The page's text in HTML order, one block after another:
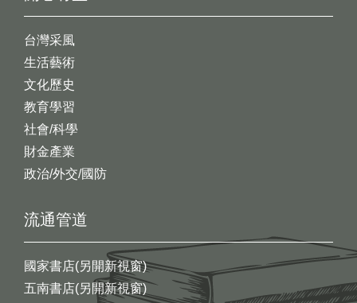
台灣采風
生活藝術
文化歷史
教育學習
社會/科學
財金產業
政治/外交/國防
流通管道
國家書店(另開新視窗)
五南書店(另開新視窗)